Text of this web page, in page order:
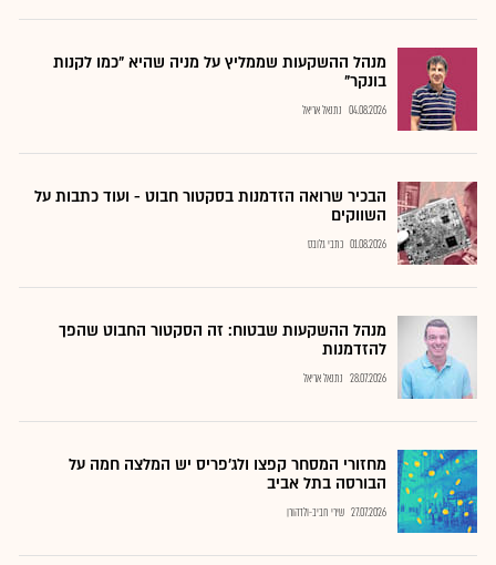
מנהל ההשקעות שממליץ על מניה שהיא "כמו לקנות
בונקר"
04.08.2026 נתנאל אריאל
הבכיר שרואה הזדמנות בסקטור חבוט - ועוד כתבות על
השווקים
01.08.2026 כתבי גלובס
מנהל ההשקעות שבטוח: זה הסקטור החבוט שהפך
להזדמנות
28.07.2026 נתנאל אריאל
מחזורי המסחר קפצו ולג'פריס יש המלצה חמה על
הבורסה בתל אביב
27.07.2026 שירי חביב-ולדהורן